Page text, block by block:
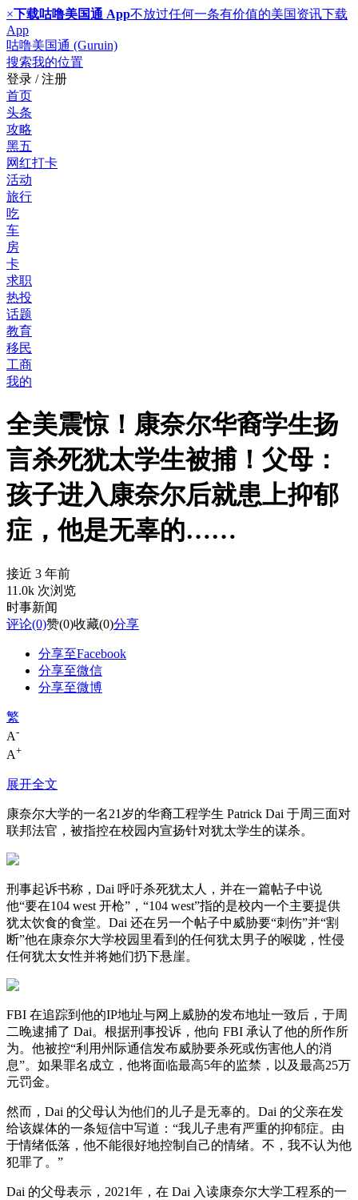
×下载咕噜美国通 App不放过任何一条有价值的美国资讯下载
App
咕噜美国通 (Guruin)
搜索我的位置
登录 / 注册
首页
头条
攻略
黑五
网红打卡
活动
旅行
吃
车
房
卡
求职
热投
话题
教育
移民
工商
我的
全美震惊！康奈尔华裔学生扬
言杀死犹太学生被捕！父母：
孩子进入康奈尔后就患上抑郁
症，他是无辜的……
接近 3 年前
11.0k 次浏览
时事新闻
评论(0)赞(0)收藏(0)分享
分享至Facebook
分享至微信
分享至微博
繁
A-
A+
展开全文
康奈尔大学的一名21岁的华裔工程学生 Patrick Dai 于周三面对
联邦法官，被指控在校园内宣扬针对犹太学生的谋杀。
刑事起诉书称，Dai 呼吁杀死犹太人，并在一篇帖子中说
他“要在104 west 开枪”，“104 west”指的是校内一个主要提供
犹太饮食的食堂。Dai 还在另一个帖子中威胁要“刺伤”并“割
断”他在康奈尔大学校园里看到的任何犹太男子的喉咙，性侵
任何犹太女性并将她们扔下悬崖。
FBI 在追踪到他的IP地址与网上威胁的发布地址一致后，于周
二晚逮捕了 Dai。根据刑事投诉，他向 FBI 承认了他的所作所
为。他被控“利用州际通信发布威胁要杀死或伤害他人的消
息”。如果罪名成立，他将面临最高5年的监禁，以及最高25万
元罚金。
然而，Dai 的父母认为他们的儿子是无辜的。Dai 的父亲在发
给该媒体的一条短信中写道：“我儿子患有严重的抑郁症。由
于情绪低落，他不能很好地控制自己的情绪。不，我不认为他
犯罪了。”
Dai 的父母表示，2021年，在 Dai 入读康奈尔大学工程系的一